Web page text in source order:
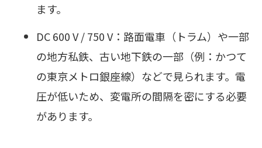
ます。
DC 600 V / 750 V：路面電車（トラム）や一部
の地方私鉄、古い地下鉄の一部（例：かつて
の東京メトロ銀座線）などで見られます。電
圧が低いため、変電所の間隔を密にする必要
があります。